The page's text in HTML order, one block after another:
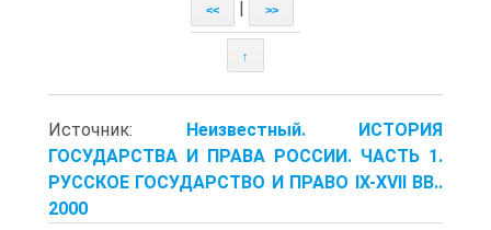
<< >>
↑
Источник: Неизвестный. ИСТОРИЯ
ГОСУДАРСТВА И ПРАВА РОССИИ. ЧАСТЬ 1.
РУССКОЕ ГОСУДАРСТВО И ПРАВО IX-XVII ВВ..
2000